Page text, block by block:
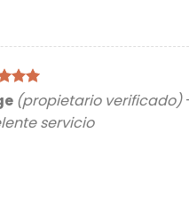
de 5(propietario verificado)
servicio